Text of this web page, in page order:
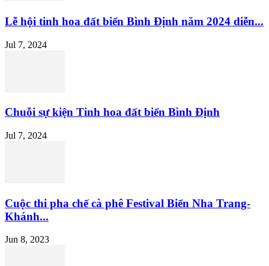
Lễ hội tinh hoa đất biển Bình Định năm 2024 diễn...
Jul 7, 2024
Chuỗi sự kiện Tinh hoa đất biển Bình Định
Jul 7, 2024
Cuộc thi pha chế cà phê Festival Biển Nha Trang-
Khánh...
Jun 8, 2023